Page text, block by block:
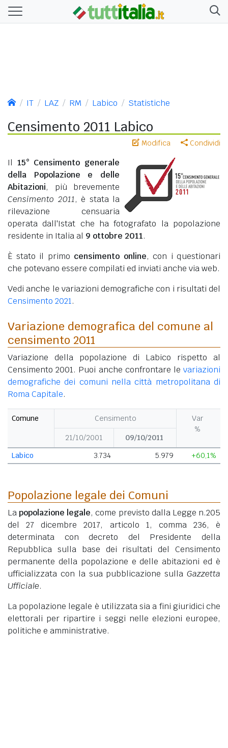
IT LAZ RM Labico Statistiche
Censimento 2011 Labico
Modifica Condividi
Il 15° Censimento generale
della Popolazione e delle
Abitazioni, più brevemente
Censimento 2011, è stata la
rilevazione censuaria
operata dall'Istat che ha fotografato la popolazione
residente in Italia al 9 ottobre 2011.
È stato il primo censimento online, con i questionari
che potevano essere compilati ed inviati anche via web.
Vedi anche le variazioni demografiche con i risultati del
Censimento 2021.
Variazione demografica del comune al
censimento 2011
Variazione della popolazione di Labico rispetto al
Censimento 2001. Puoi anche confrontare le variazioni
demografiche dei comuni nella città metropolitana di
Roma Capitale.
Comune Censimento
Var
%
21/10/2001
09/10/2011
Labico
3.734 5.979 +60,1%
Popolazione legale dei Comuni
Lapopolazione legale, come previsto dalla Legge n.205
del 27 dicembre 2017, articolo 1, comma 236, è
determinata con decreto del Presidente della
Repubblica sulla base dei risultati del Censimento
permanente della popolazione e delle abitazioni ed è
ufficializzata con la sua pubblicazione sulla Gazzetta
Ufficiale.
La popolazione legale è utilizzata sia a fini giuridici che
elettorali per ripartire i seggi nelle elezioni europee,
politiche e amministrative.